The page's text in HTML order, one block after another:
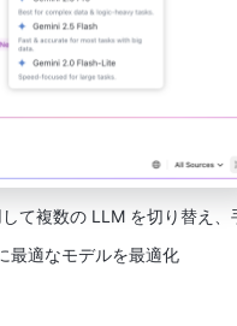
て複数の LLM を切り替え、
最適なモデルを最適化